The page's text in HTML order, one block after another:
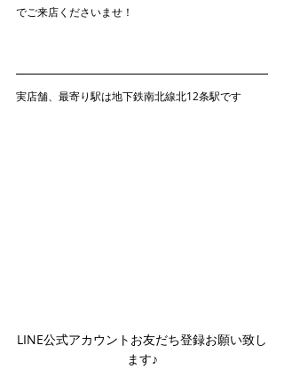
でご来店くださいませ！
実店舗、最寄り駅は地下鉄南北線北12条駅です
LINE公式アカウントお友だち登録お願い致し
ます♪